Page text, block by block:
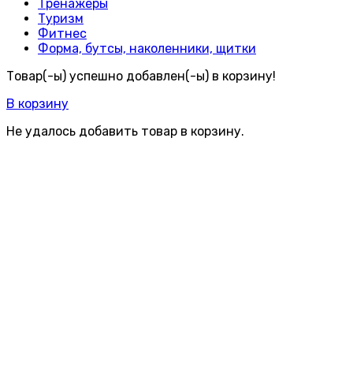
Тренажеры
Туризм
Фитнес
Форма, бутсы, наколенники, щитки
Товар(-ы) успешно добавлен(-ы) в корзину!
В корзину
Не удалось добавить товар в корзину.